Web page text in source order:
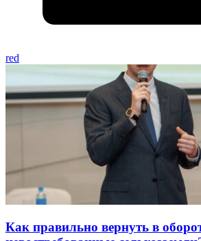
red
Как правильно вернуть в